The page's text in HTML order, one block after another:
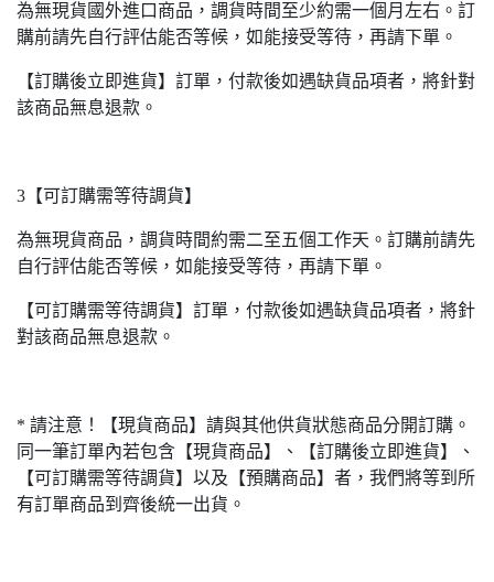
為無現貨國外進口商品，調貨時間至少約需一個月左右。訂
購前請先自行評估能否等候，如能接受等待，再請下單。
【訂購後立即進貨】訂單，付款後如遇缺貨品項者，將針對
該商品無息退款。
3【可訂購需等待調貨】
為無現貨商品，調貨時間約需二至五個工作天。訂購前請先
自行評估能否等候，如能接受等待，再請下單。
【可訂購需等待調貨】訂單，付款後如遇缺貨品項者，將針
對該商品無息退款。
* 請注意！【現貨商品】請與其他供貨狀態商品分開訂購。
同一筆訂單內若包含【現貨商品】、【訂購後立即進貨】、
【可訂購需等待調貨】以及【預購商品】者，我們將等到所
有訂單商品到齊後統一出貨。